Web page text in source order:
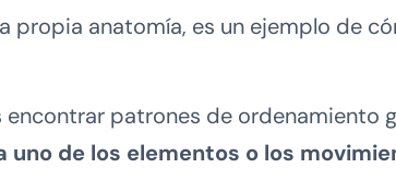
anatomía, es un ejemplo de
patrones de ordenamiento
uno de los elementos o los